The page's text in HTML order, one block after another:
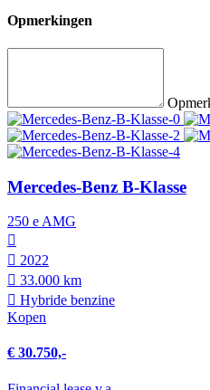
Opmerkingen
Mercedes-Benz B-Klasse
250 e AMG
2022
33.000 km
Hybride benzine
Kopen
€ 30.750,-